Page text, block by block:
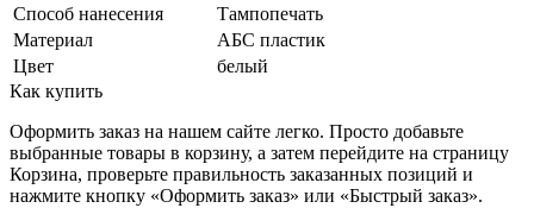
Способ нанесения
Тампопечать
Материал
АБС пластик
Цвет
белый
Как купить
Оформить заказ на нашем сайте легко. Просто добавьте
выбранные товары в корзину, а затем перейдите на страницу
Корзина, проверьте правильность заказанных позиций и
нажмите кнопку «Оформить заказ» или «Быстрый заказ».